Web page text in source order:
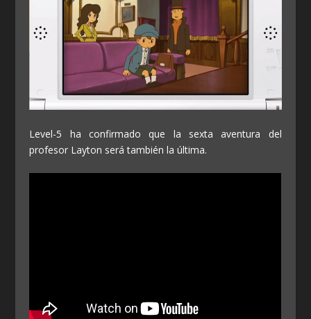
Level-5 ha confirmado que la sexta aventura del
profesor Layton será también la última.